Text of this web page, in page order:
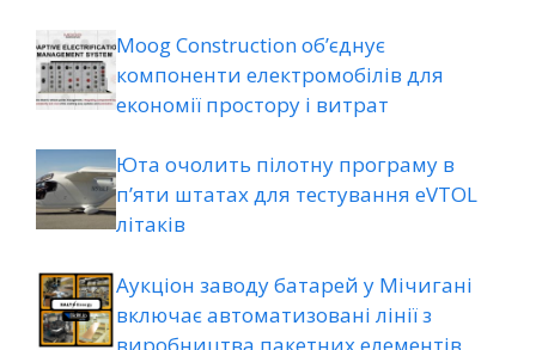
Moog Construction об’єднує
компоненти електромобілів для
економії простору і витрат
Юта очолить пілотну програму в
п’яти штатах для тестування eVTOL
літаків
Аукціон заводу батарей у Мічигані
включає автоматизовані лінії з
виробництва пакетних елементів,